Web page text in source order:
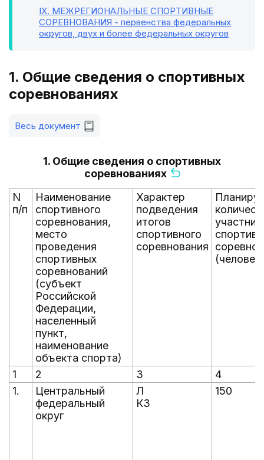
IX. МЕЖРЕГИОНАЛЬНЫЕ СПОРТИВНЫЕ
СОРЕВНОВАНИЯ - первенства федеральных
округов, двух и более федеральных округов
1. Общие сведения о спортивных
соревнованиях
Весь документ
1. Общие сведения о спортивных
соревнованиях
N
п/п
Наименование
спортивного
соревнования,
место
проведения
спортивных
соревнований
(субъект
Российской
Федерации,
населенный
пункт,
наименование
объекта спорта)
Характер
подведения
итогов
спортивного
соревнования
(человек)
1 2 3
4
1.
Центральный
федеральный
округ
Л
КЗ
150